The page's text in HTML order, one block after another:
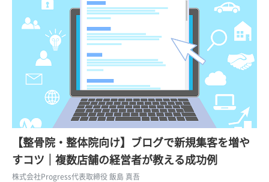
【整骨院・整体院向け】ブログで新規集客を増や
すコツ｜複数店舗の経営者が教える成功例
株式会社Progress代表取締役 飯島 真吾